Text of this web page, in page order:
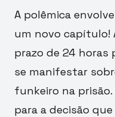
A polêmica
um novo capítulo!
prazo de 24 horas
se manifestar
funkeiro na
para a decisão